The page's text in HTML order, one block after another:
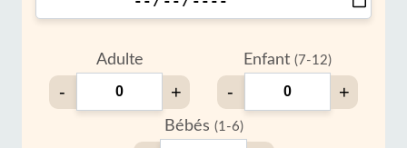
Adulte
- +
Enfant (7-12)
- +
Bébés (1-6)